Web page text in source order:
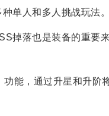
单人和多人挑战玩法。
掉落也是装备的重要来
能，通过升星和升阶